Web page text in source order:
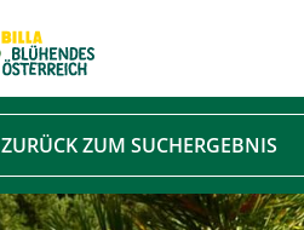
ZURÜCK ZUM SUCHERGEBNIS